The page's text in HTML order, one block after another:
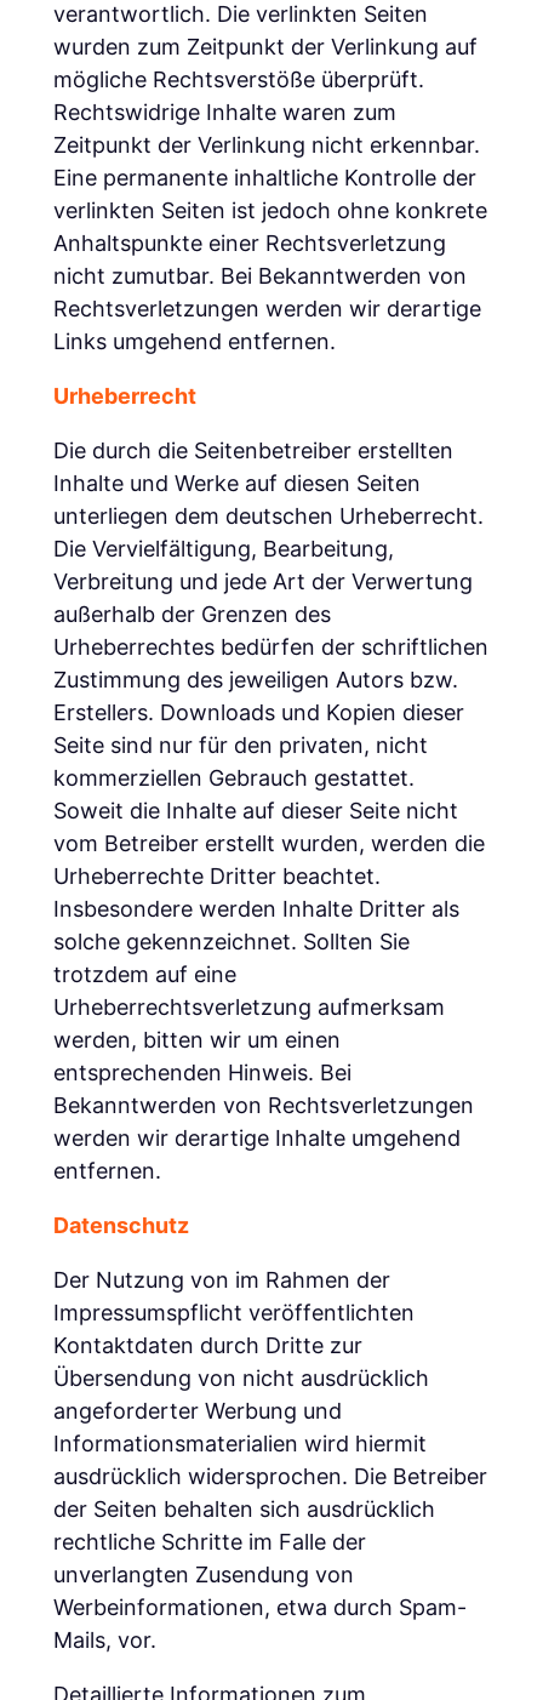
verantwortlich. Die verlinkten Seiten
wurden zum Zeitpunkt der Verlinkung auf
mögliche Rechtsverstöße überprüft.
Rechtswidrige Inhalte waren zum
Zeitpunkt der Verlinkung nicht erkennbar.
Eine permanente inhaltliche Kontrolle der
verlinkten Seiten ist jedoch ohne konkrete
Anhaltspunkte einer Rechtsverletzung
nicht zumutbar. Bei Bekanntwerden von
Rechtsverletzungen werden wir derartige
Links umgehend entfernen.
Urheberrecht
Die durch die Seitenbetreiber erstellten
Inhalte und Werke auf diesen Seiten
unterliegen dem deutschen Urheberrecht.
Die Vervielfältigung, Bearbeitung,
Verbreitung und jede Art der Verwertung
außerhalb der Grenzen des
Urheberrechtes bedürfen der schriftlichen
Zustimmung des jeweiligen Autors bzw.
Erstellers. Downloads und Kopien dieser
Seite sind nur für den privaten, nicht
kommerziellen Gebrauch gestattet.
Soweit die Inhalte auf dieser Seite nicht
vom Betreiber erstellt wurden, werden die
Urheberrechte Dritter beachtet.
Insbesondere werden Inhalte Dritter als
solche gekennzeichnet. Sollten Sie
trotzdem auf eine
Urheberrechtsverletzung aufmerksam
werden, bitten wir um einen
entsprechenden Hinweis. Bei
Bekanntwerden von Rechtsverletzungen
werden wir derartige Inhalte umgehend
entfernen.
Datenschutz
Der Nutzung von im Rahmen der
Impressumspflicht veröffentlichten
Kontaktdaten durch Dritte zur
Übersendung von nicht ausdrücklich
angeforderter Werbung und
Informationsmaterialien wird hiermit
ausdrücklich widersprochen. Die Betreiber
der Seiten behalten sich ausdrücklich
rechtliche Schritte im Falle der
unverlangten Zusendung von
Werbeinformationen, etwa durch Spam-
Mails, vor.
Detaillierte Informationen zum